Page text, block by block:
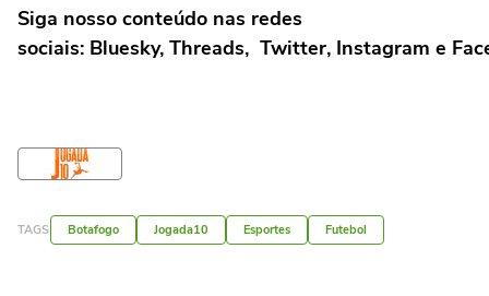
Siga nosso conteúdo nas redes
sociais: Bluesky, Threads, Twitter, Instagram e
TAGS Botafogo Jogada10 Esportes Futebol